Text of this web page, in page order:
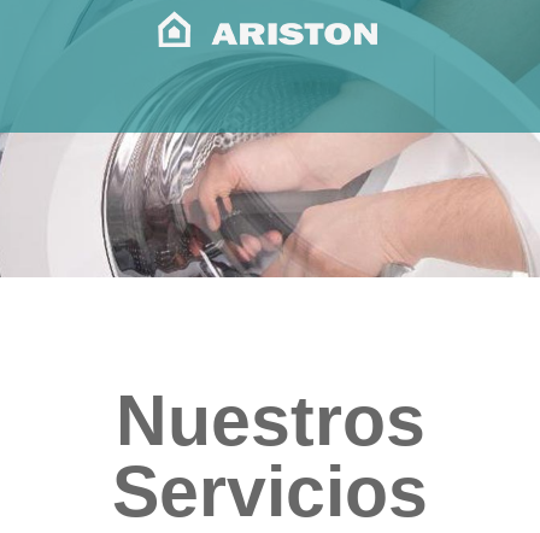
Nuestros
Servicios